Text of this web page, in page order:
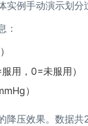
例手动演示划分
：
用，0=未服用）
）
压效果。数据共